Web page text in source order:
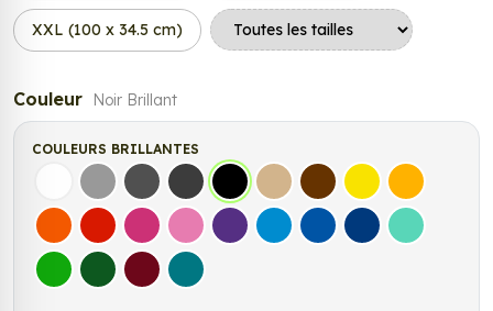
XXL (100 x 34.5 cm)
Couleur Noir Brillant
COULEURS BRILLANTES
Blanc Gris Gris FoncéGris Anthracite
Noir Beige Marron Jaune ClairJaune
OrangeRouge FuchsiaRose Violet Bleu clairBleu MoyenBleu FoncéBleu Vert
Vert clairVert FoncéBordeauxTurquoise